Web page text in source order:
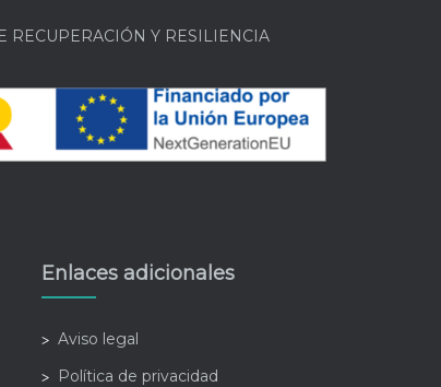
RECUPERACIÓN Y RESILIENCIA
Enlaces adicionales
Aviso legal
Política de privacidad